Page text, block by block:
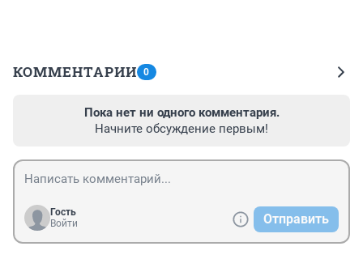
КОММЕНТАРИИ 0
Пока нет ни одного комментария.
Начните обсуждение первым!
Гость
Войти
Отправить